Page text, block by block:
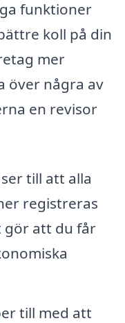
funktioner
koll på din
mer
över några av
en revisor
till att alla
registreras
gör att du får
till med att